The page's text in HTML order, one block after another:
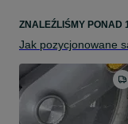
ZNALEŹLIŚMY PONAD
Jak pozycjonowane